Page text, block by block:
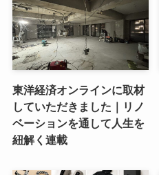
東洋経済オンラインに取材
していただきました｜リノ
ベーションを通して人生を
紐解く連載